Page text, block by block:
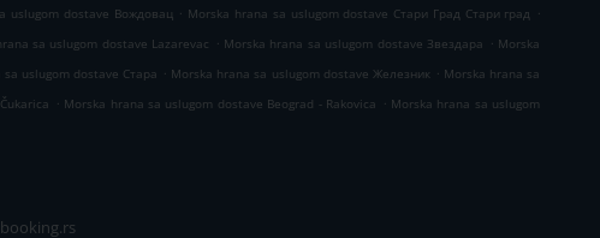
uslugom dostave Вождовац . Morska hrana sa uslugom dostave Стари Град Стари град .
sa uslugom dostave Lazarevac . Morska hrana sa uslugom dostave Звездара . Morska
sa uslugom dostave Стара . Morska hrana sa uslugom dostave Железник . Morska hrana sa
. Morska hrana sa uslugom dostave Beograd - Rakovica . Morska hrana sa uslugom